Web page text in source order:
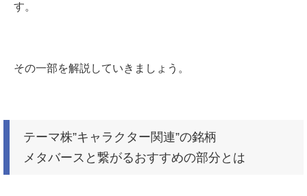
す。
その一部を解説していきましょう。
テーマ株”キャラクター関連”の銘柄
メタバースと繋がるおすすめの部分とは